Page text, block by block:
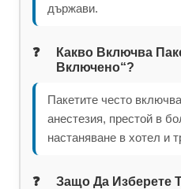
държави.
Какво Включва
Включено“?
Пакетите често
анестезия, престой в
настаняване в хотел и
Защо Да Изберете